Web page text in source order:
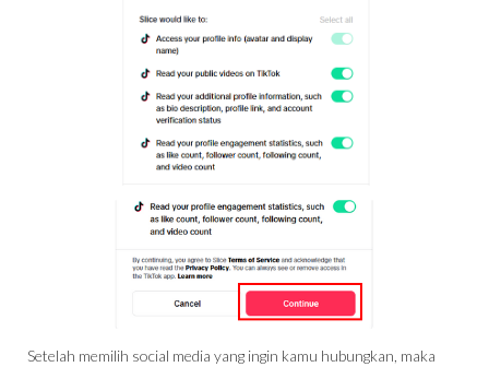
Setelah memilih social media yang ingin kamu hubungkan, maka